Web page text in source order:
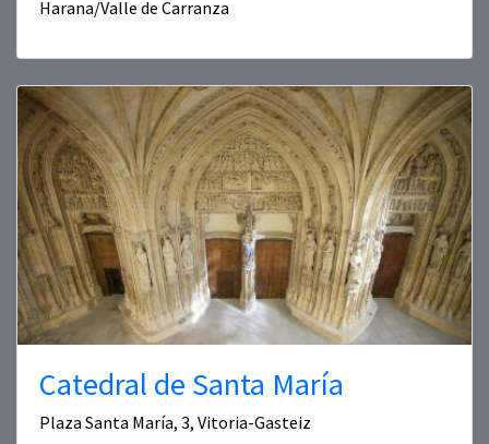
Harana/Valle de Carranza
Catedral de Santa María
Plaza Santa María, 3, Vitoria-Gasteiz